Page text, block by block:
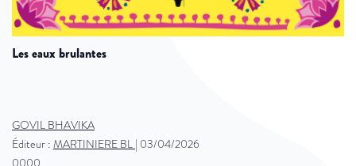
les eaux brulantes
GOVIL BHAVIKA
Éditeur : MARTINIERE BL | 03/04/2026